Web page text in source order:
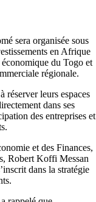
sera organisée sous
en Afrique
du Togo et
régionale.
réserver leurs espaces
dans ses
des entreprises et
et des Finances,
Robert Koffi Messan
dans la stratégie